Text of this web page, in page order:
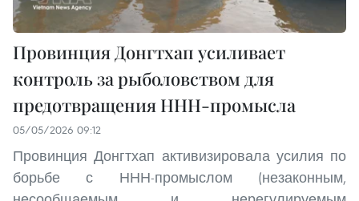
Провинция Донгтхап усиливает
контроль за рыболовством для
предотвращения ННН-промысла
05/05/2026 09:12
Провинция Донгтхап активизировала усилия по
борьбе с ННН-промыслом (незаконным,